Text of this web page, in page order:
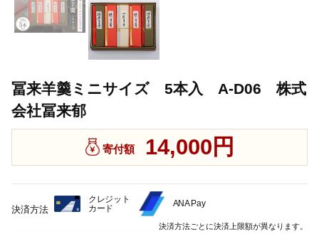
冨来羊羹ミニサイズ 5本入 A-D06 株式
会社冨来郁
寄付額 14,000円
決済方法
クレジット
カード
ANA Pay
決済方法ごとに決済上限額が異なります。